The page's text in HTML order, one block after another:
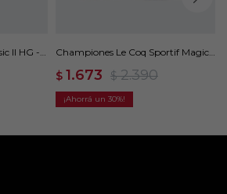
II HG -
Championes Le Coq Sportif Magic
$ 1.673 $ 2.390
30